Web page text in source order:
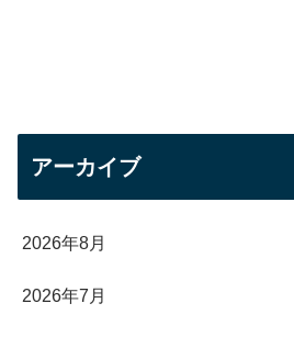
アーカイブ
2026年8月
2026年7月